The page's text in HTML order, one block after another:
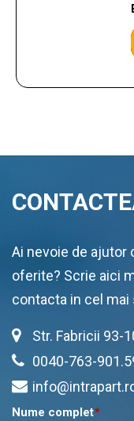
Ai nevoie de ajutor
oferite? Scrie aici
contacta in cel
Str. Fabricii 93-
0040-763-
*
Nume complet